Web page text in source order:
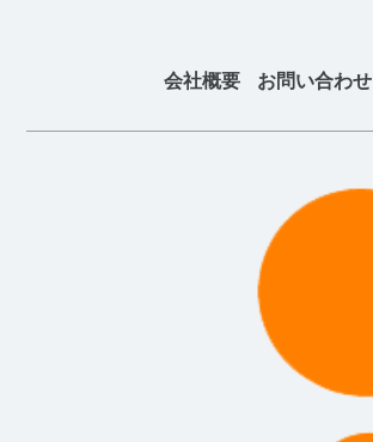
会社概要 お問い合わせ